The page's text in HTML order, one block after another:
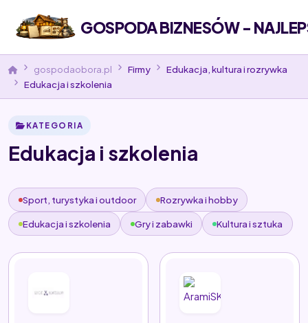
GOSPODA BIZNESÓW -
gospodaobora.pl Firmy
Edukacja, kultura i rozrywka
Edukacja i szkolenia
KATEGORIA
Edukacja i szkolenia
Sport, turystyka i outdoor Rozrywka i hobby
Edukacja i szkolenia Gry i zabawki Kultura i sztuka